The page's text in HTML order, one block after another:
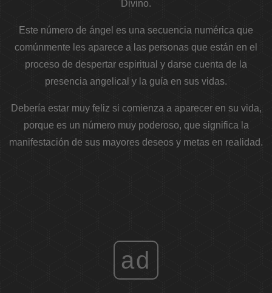
Divino.
Este número de ángel es una secuencia numérica que
comúnmente les aparece a las personas que están en el
proceso de despertar espiritual y darse cuenta de la
presencia angelical y la guía en sus vidas.
Debería estar muy feliz si comienza a aparecer en su vida,
porque es un número muy poderoso, que significa la
manifestación de sus mayores deseos y metas en realidad.
ad